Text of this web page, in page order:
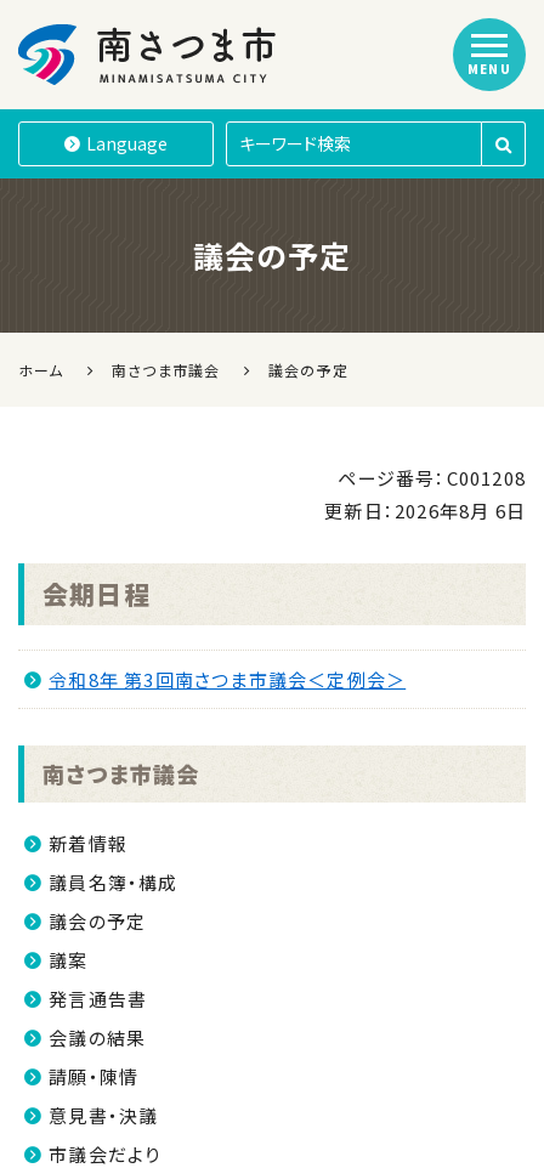
南さつま市
Language
MENU
議会の予定
ホーム 南さつま市議会 議会の予定
ページ番号：C001208
更新日： 2026年8月 6日
会期日程
令和8年 第3回南さつま市議会＜定例会＞
南さつま市議会
新着情報
議員名簿・構成
議会の予定
議案
発言通告書
会議の結果
請願・陳情
意見書・決議
市議会だより